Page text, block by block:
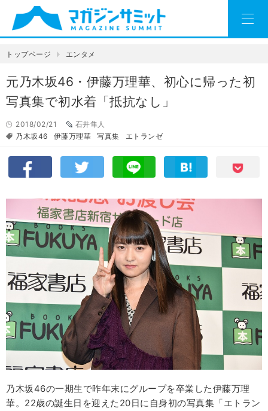
トップページ エンタメ
元乃木坂46・伊藤万理華、初心に帰った初
写真集で初水着「抵抗なし」
2018/02/21
石井隼人
乃木坂46
伊藤万理華 写真集 エトランゼ
乃木坂46の一期生で昨年末にグループを卒業した伊藤万理
華。22歳の誕生日を迎えた20日に自身初の写真集「エトラン